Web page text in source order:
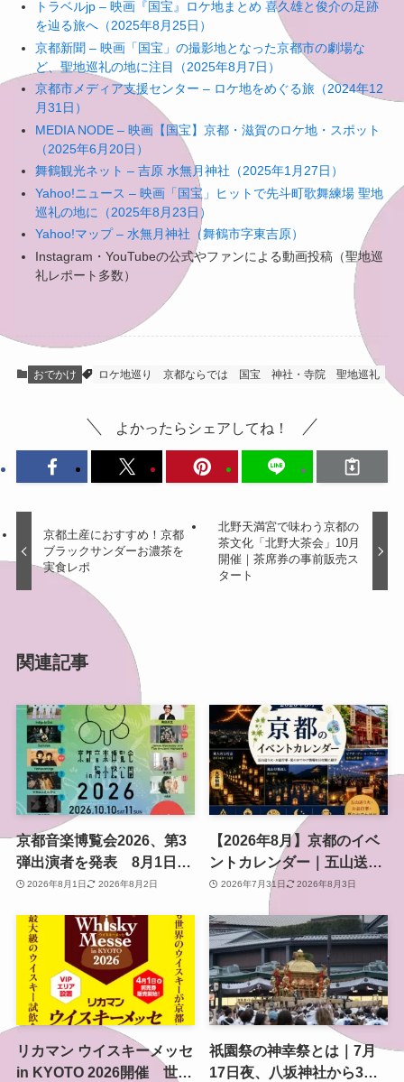
トラベルjp – 映画『国宝』ロケ地まとめ 喜久雄と俊介の足跡
を辿る旅へ（2025年8月25日）
京都新聞 – 映画「国宝」の撮影地となった京都市の劇場な
ど、聖地巡礼の地に注目（2025年8月7日）
京都市メディア支援センター – ロケ地をめぐる旅（2024年12
月31日）
MEDIA NODE – 映画【国宝】京都・滋賀のロケ地・スポット
（2025年6月20日）
舞鶴観光ネット – 吉原 水無月神社（2025年1月27日）
Yahoo!ニュース – 映画「国宝」ヒットで先斗町歌舞練場 聖地
巡礼の地に（2025年8月23日）
Yahoo!マップ – 水無月神社（舞鶴市字東吉原）
Instagram・YouTubeの公式やファンによる動画投稿（聖地巡
礼レポート多数）
おでかけ ロケ地巡り 京都ならでは 国宝 神社・寺院 聖地巡礼
よかったらシェアしてね！
京都土産におすすめ！京都
ブラックサンダーお濃茶を
実食レポ
北野天満宮で味わう京都の
茶文化「北野大茶会」10月
開催｜茶席券の事前販売ス
タート
関連記事
京都音楽博覧会2026、第3
弾出演者を発表 8月1日か
らチケット2次プレオーダ
開催
2026年8月1日 2026年8月2日
【2026年8月】京都のイベ
ントカレンダー｜五山送り
火・お盆行事・夏のおでか
け情報を日付順に紹介
2026年7月31日 2026年8月3日
リカマン ウイスキーメッセ
in KYOTO 2026開催 世界
祇園祭の神幸祭とは｜7月
17日夜、八坂神社から3基